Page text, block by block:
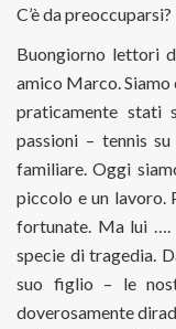
C’è da preoccuparsi?
Buongiorno lettori
amico Marco. Siamo
praticamente stati
passioni – tennis
familiare. Oggi
piccolo e un lavoro.
fortunate. Ma lui ….
specie di tragedia.
suo figlio – le
doverosamente